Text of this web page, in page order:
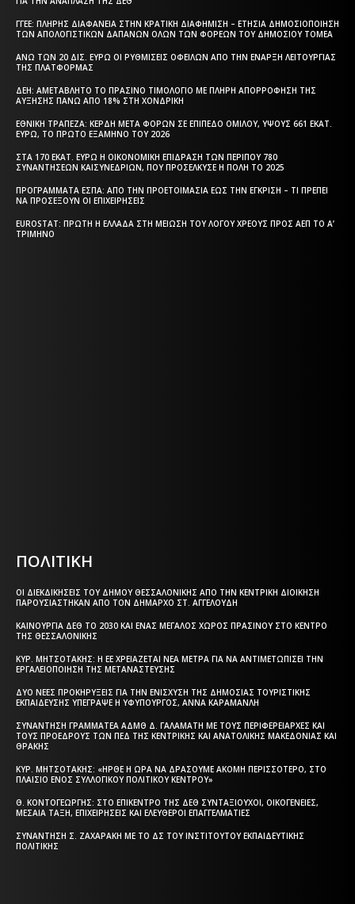
ΓΓΕΕ: ΠΛΉΡΗΣ ΔΙΑΦΆΝΕΙΑ ΣΤΗΝ ΚΡΑΤΙΚΉ ΔΙΑΦΉΜΙΣΗ – EΤΉΣΙΑ ΔΗΜΟΣΙΟΠΟΊΗΣΗ
ΤΩΝ ΑΠΟΛΟΓΙΣΤΙΚΏΝ ΔΑΠΑΝΏΝ ΌΛΩΝ ΤΩΝ ΦΟΡΈΩΝ ΤΟΥ ΔΗΜΟΣΊΟΥ ΤΟΜΈΑ
ΆΝΩ ΤΩΝ 20 ΔΙΣ. ΕΥΡΏ ΟΙ ΡΥΘΜΊΣΕΙΣ ΟΦΕΙΛΏΝ ΑΠΌ ΤΗΝ ΈΝΑΡΞΗ ΛΕΙΤΟΥΡΓΊΑΣ
ΤΗΣ ΠΛΑΤΦΌΡΜΑΣ
ΔΕΗ: ΑΜΕΤΆΒΛΗΤΟ ΤΟ ΠΡΆΣΙΝΟ ΤΙΜΟΛΌΓΙΟ ΜΕ ΠΛΉΡΗ ΑΠΟΡΡΌΦΗΣΗ ΤΗΣ
ΑΎΞΗΣΗΣ ΠΆΝΩ ΑΠΌ 18% ΣΤΗ ΧΟΝΔΡΙΚΉ
ΕΘΝΙΚΉ ΤΡΆΠΕΖΑ: ΚΈΡΔΗ ΜΕΤΆ ΦΌΡΩΝ ΣΕ ΕΠΊΠΕΔΟ ΟΜΊΛΟΥ, ΎΨΟΥΣ 661 ΕΚΑΤ.
ΕΥΡΏ, ΤΟ ΠΡΏΤΟ ΕΞΆΜΗΝΟ ΤΟΥ 2026
ΣΤΑ 170 ΕΚΑΤ. ΕΥΡΏ Η ΟΙΚΟΝΟΜΙΚΉ ΕΠΊΔΡΑΣΗ ΤΩΝ ΠΕΡΊΠΟΥ 780
ΣΥΝΑΝΤΉΣΕΩΝ ΚΑΙΣΥΝΕΔΡΊΩΝ, ΠΟΥ ΠΡΟΣΈΛΚΥΣΕ Η ΠΌΛΗ ΤΟ 2025
ΠΡΟΓΡΆΜΜΑΤΑ EΣΠΑ: ΑΠΌ ΤΗΝ ΠΡΟΕΤΟΙΜΑΣΊΑ ΈΩΣ ΤΗΝ ΈΓΚΡΙΣΗ – ΤΙ ΠΡΈΠΕΙ
ΝΑ ΠΡΟΣΈΞΟΥΝ ΟΙ ΕΠΙΧΕΙΡΉΣΕΙΣ
EUROSTAT: ΠΡΏΤΗ Η ΕΛΛΆΔΑ ΣΤΗ ΜΕΊΩΣΗ ΤΟΥ ΛΌΓΟΥ ΧΡΈΟΥΣ ΠΡΟΣ ΑΕΠ ΤΟ Α’
ΤΡΊΜΗΝΟ
ΠΟΛΙΤΙΚΗ
ΟΙ ΔΙΕΚΔΙΚΉΣΕΙΣ ΤΟΥ ΔΉΜΟΥ ΘΕΣΣΑΛΟΝΊΚΗΣ ΑΠΌ ΤΗΝ ΚΕΝΤΡΙΚΉ ΔΙΟΊΚΗΣΗ
ΠΑΡΟΥΣΙΆΣΤΗΚΑΝ ΑΠΌ ΤΟΝ ΔΉΜΑΡΧΟ ΣΤ. ΑΓΓΕΛΟΎΔΗ
ΚΑΙΝΟΎΡΓΙΑ ΔΕΘ ΤΟ 2030 ΚΑΙ ΈΝΑΣ ΜΕΓΆΛΟΣ ΧΏΡΟΣ ΠΡΑΣΊΝΟΥ ΣΤΟ ΚΈΝΤΡΟ
ΤΗΣ ΘΕΣΣΑΛΟΝΊΚΗΣ
ΚΥΡ. ΜΗΤΣΟΤΆΚΗΣ: Η ΕΕ ΧΡΕΙΆΖΕΤΑΙ ΝΈΑ ΜΈΤΡΑ ΓΙΑ ΝΑ ΑΝΤΙΜΕΤΩΠΊΣΕΙ ΤΗΝ
ΕΡΓΑΛΕΙΟΠΟΊΗΣΗ ΤΗΣ ΜΕΤΑΝΆΣΤΕΥΣΗΣ
ΔΎΟ ΝΈΕΣ ΠΡΟΚΗΡΎΞΕΙΣ ΓΙΑ ΤΗΝ ΕΝΊΣΧΥΣΗ ΤΗΣ ΔΗΜΌΣΙΑΣ ΤΟΥΡΙΣΤΙΚΉΣ
ΕΚΠΑΊΔΕΥΣΗΣ ΥΠΈΓΡΑΨΕ Η ΥΦΥΠΟΥΡΓΌΣ, ΆΝΝΑ ΚΑΡΑΜΑΝΛΉ
ΣΥΝΆΝΤΗΣΗ ΓΡΑΜΜΑΤΈΑ ΑΔΜΘ Δ. ΓΑΛΑΜΆΤΗ ΜΕ ΤΟΥΣ ΠΕΡΙΦΕΡΕΙΆΡΧΕΣ ΚΑΙ
ΤΟΥΣ ΠΡΟΈΔΡΟΥΣ ΤΩΝ ΠΕΔ ΤΗΣ ΚΕΝΤΡΙΚΉΣ ΚΑΙ ΑΝΑΤΟΛΙΚΉΣ ΜΑΚΕΔΟΝΊΑΣ ΚΑΙ
ΘΡΆΚΗΣ
ΚΥΡ. ΜΗΤΣΟΤΆΚΗΣ: «ΉΡΘΕ Η ΏΡΑ ΝΑ ΔΡΆΣΟΥΜΕ ΑΚΌΜΗ ΠΕΡΙΣΣΌΤΕΡΟ, ΣΤΟ
ΠΛΑΊΣΙΟ ΕΝΌΣ ΣΥΛΛΟΓΙΚΟΎ ΠΟΛΙΤΙΚΟΎ ΚΈΝΤΡΟΥ»
Θ. ΚΟΝΤΟΓΕΏΡΓΗΣ: ΣΤΟ ΕΠΊΚΕΝΤΡΟ ΤΗΣ ΔΕΘ ΣΥΝΤΑΞΙΟΎΧΟΙ, ΟΙΚΟΓΈΝΕΙΕΣ,
ΜΕΣΑΊΑ ΤΆΞΗ, ΕΠΙΧΕΙΡΉΣΕΙΣ ΚΑΙ ΕΛΕΎΘΕΡΟΙ ΕΠΑΓΓΕΛΜΑΤΊΕΣ
ΣΥΝΆΝΤΗΣΗ Σ. ΖΑΧΑΡΆΚΗ ΜΕ ΤΟ ΔΣ ΤΟΥ ΙΝΣΤΙΤΟΎΤΟΥ ΕΚΠΑΙΔΕΥΤΙΚΉΣ
ΠΟΛΙΤΙΚΉΣ